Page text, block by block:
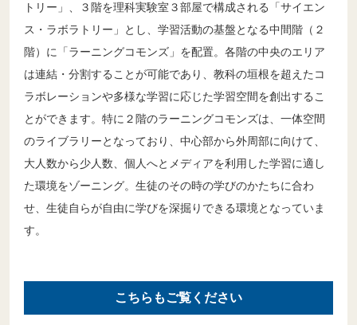
トリー」、３階を理科実験室３部屋で構成される「サイエン
ス・ラボラトリー」とし、学習活動の基盤となる中間階（２
階）に「ラーニングコモンズ」を配置。各階の中央のエリア
は連結・分割することが可能であり、教科の垣根を超えたコ
ラボレーションや多様な学習に応じた学習空間を創出するこ
とができます。特に２階のラーニングコモンズは、一体空間
のライブラリーとなっており、中心部から外周部に向けて、
大人数から少人数、個人へとメディアを利用した学習に適し
た環境をゾーニング。生徒のその時の学びのかたちに合わ
せ、生徒自らが自由に学びを深掘りできる環境となっていま
す。
こちらもご覧ください